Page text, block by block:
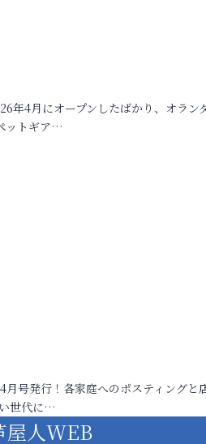
年4月にオープンしたばかり、オラン
ットギア…
月号発行！各家庭へのポスティングと
世代に…
屋人WEB